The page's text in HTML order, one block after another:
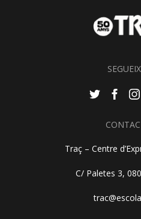
Traç – Centre
C/ Paletes 3,